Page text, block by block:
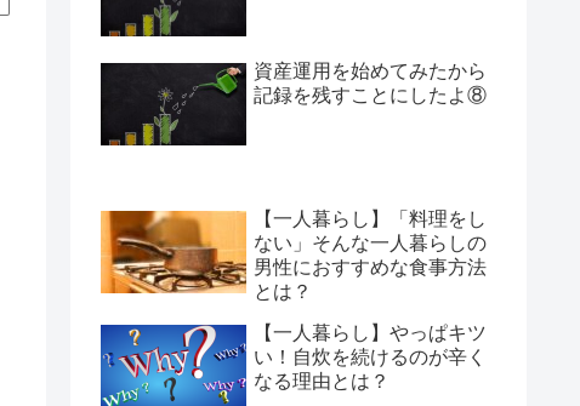
資産運用を始めてみたから
記録を残すことにしたよ⑧
【一人暮らし】「料理をし
ない」そんな一人暮らしの
男性におすすめな食事方法
とは？
【一人暮らし】やっぱキツ
い！自炊を続けるのが辛く
なる理由とは？